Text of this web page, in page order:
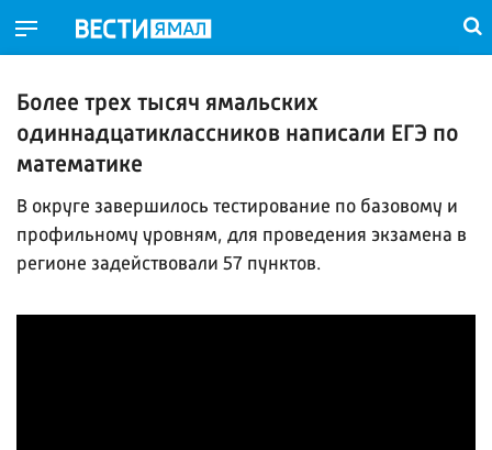
Более трех тысяч ямальских
одиннадцатиклассников написали ЕГЭ по
математике
В округе завершилось тестирование по базовому и
профильному уровням, для проведения экзамена в
регионе задействовали 57 пунктов.